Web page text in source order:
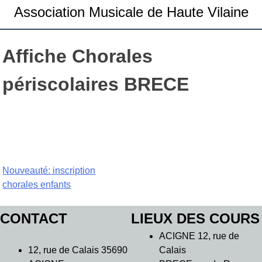
Association Musicale de Haute Vilaine
Affiche Chorales
périscolaires BRECE
Navigation
l’article
Nouveauté: inscription
chorales enfants
CONTACT
12, rue de Calais 35690
LIEUX DES COURS
ACIGNE 12, rue de
Calais